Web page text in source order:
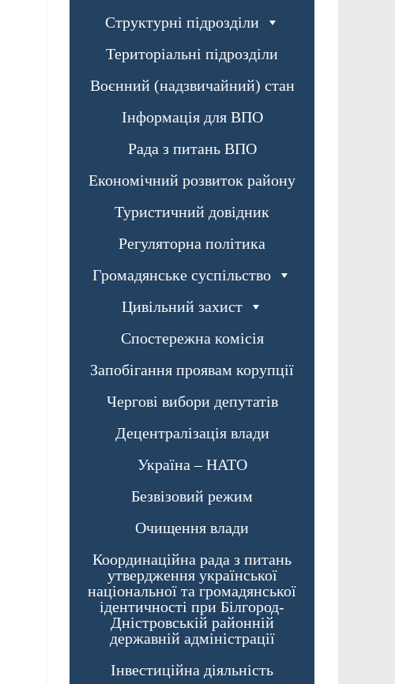
Структурні підрозділи
Територіальні підрозділи
Воєнний (надзвичайний) стан
Інформація для ВПО
Рада з питань ВПО
Економічний розвиток району
Туристичний довідник
Регуляторна політика
Громадянське суспільство
Цивільний захист
Спостережна комісія
Запобігання проявам корупції
Чергові вибори депутатів
Децентралізація влади
Україна – НАТО
Безвізовий режим
Очищення влади
Координаційна рада з питань
утвердження української
національної та громадянської
ідентичності при Білгород-
Дністровській районній
державній адміністрації
Інвестиційна діяльність